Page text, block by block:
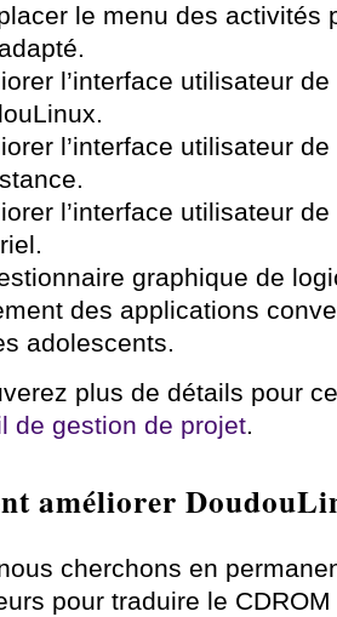
le menu des activités
l’interface utilisateur de
l’interface utilisateur de
l’interface utilisateur de
graphique de
des applications
adolescents.
plus de détails pour
de gestion de projet.
améliorer
cherchons en
pour traduire le